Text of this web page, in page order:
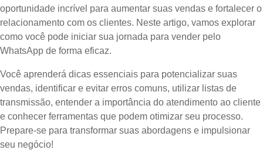
oportunidade incrível para aumentar suas vendas e fortalecer o
relacionamento com os clientes. Neste artigo, vamos explorar
como você pode iniciar sua jornada para vender pelo
WhatsApp de forma eficaz.
Você aprenderá dicas essenciais para potencializar suas
vendas, identificar e evitar erros comuns, utilizar listas de
transmissão, entender a importância do atendimento ao cliente
e conhecer ferramentas que podem otimizar seu processo.
Prepare-se para transformar suas abordagens e impulsionar
seu negócio!